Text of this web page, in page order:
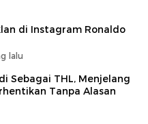
di Instagram Ronaldo
lalu
Sebagai THL, Menjelang
Tanpa Alasan